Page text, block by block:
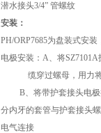
潜水接头3/4” 管螺纹
安装：
PH/ORP7685为盘装式安装
电极安装： A、将SZ7101A
缆穿过螺母，用力
B、将带护套接头电
分内牙的套管与护套接头
电气连接